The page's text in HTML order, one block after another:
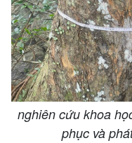
nghiên cứu khoa
phục và